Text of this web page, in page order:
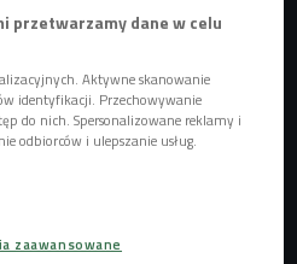
jej dużo radości. Potwierdza
najważniejszy dla niej pisarz.
o swojej książce "Trochę z zimna,
Czwórka)
przetwarzamy dane w celu
Aktywne skanowanie
identyfikacji. Przechowywanie
do nich. Spersonalizowane reklamy i
odbiorców i ulepszanie usług.
zaawansowane